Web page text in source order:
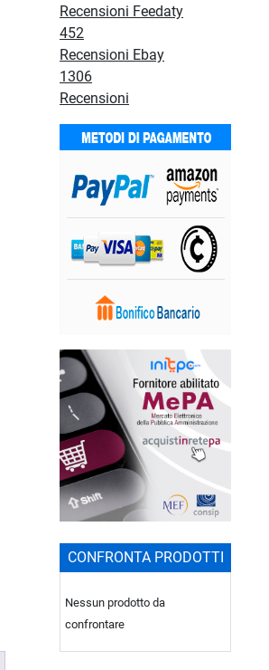
Recensioni Feedaty
452
Recensioni Ebay
1306
Recensioni
CONFRONTA PRODOTTI
Nessun prodotto da
confrontare